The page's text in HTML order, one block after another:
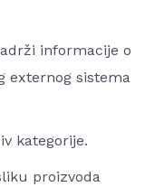
informacije o
externog sistema
kategorije.
proizvoda